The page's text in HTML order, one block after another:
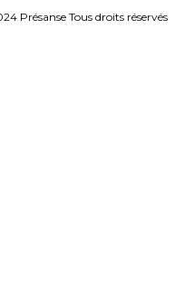
Présanse Tous droits réservés